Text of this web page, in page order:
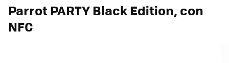
Parrot PARTY Black Edition, con
NFC